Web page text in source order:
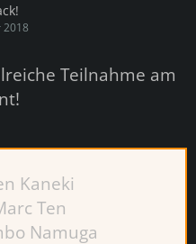
2018
Teilnahme am
Kaneki
Ten
Namuga